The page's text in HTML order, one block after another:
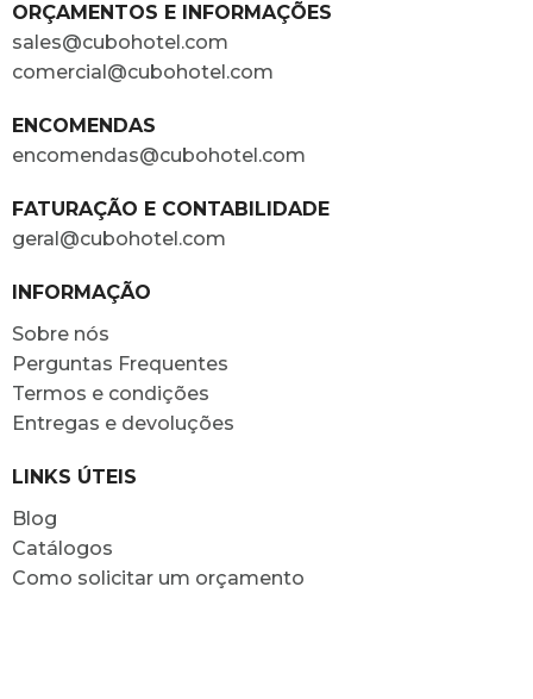
ORÇAMENTOS E INFORMAÇÕES
sales@cubohotel.com
comercial@cubohotel.com
ENCOMENDAS
encomendas@cubohotel.com
FATURAÇÃO E CONTABILIDADE
geral@cubohotel.com
INFORMAÇÃO
Sobre nós
Perguntas Frequentes
Termos e condições
Entregas e devoluções
LINKS ÚTEIS
Blog
Catálogos
Como solicitar um orçamento